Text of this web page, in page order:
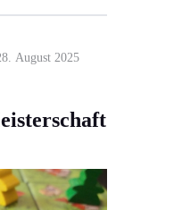
August 2025